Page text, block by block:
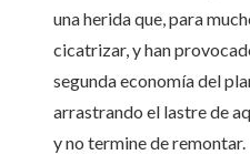
una herida que, para
cicatrizar, y han
segunda economía del
arrastrando el lastre de
y no termine de remontar.